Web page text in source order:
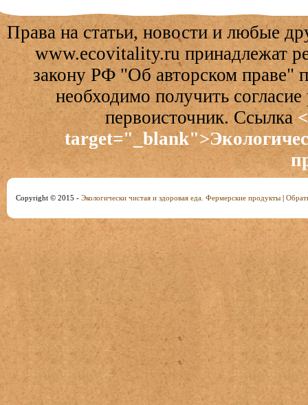
Права на статьи, новости и любые
www.ecovitality.ru принадлежат
закону РФ "Об авторском праве"
необходимо получить
первоисточник. Ссылка
Copyright © 2015 - Экологически чистая и здоровая еда. Фермерские продукты |